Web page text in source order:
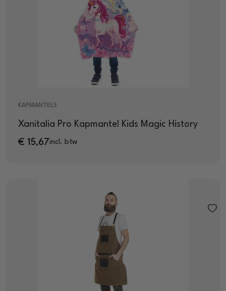
KAPMANTELS
Xanitalia Pro Kapmantel Kids Magic History
€ 15,67incl. btw